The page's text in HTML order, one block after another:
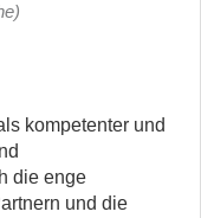
kompetenter und
die enge
und die